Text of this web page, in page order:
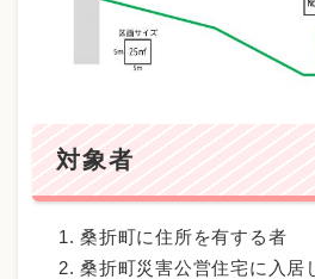
対象者
桑折町に住所を有する者
桑折町災害公営住宅に入居